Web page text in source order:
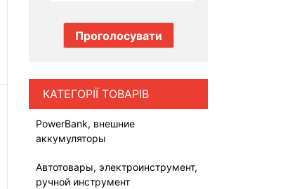
КАТЕГОРІЇ ТОВАРІВ
PowerBank, внешние
аккумуляторы
Автотовары, электроинструмент,
ручной инструмент